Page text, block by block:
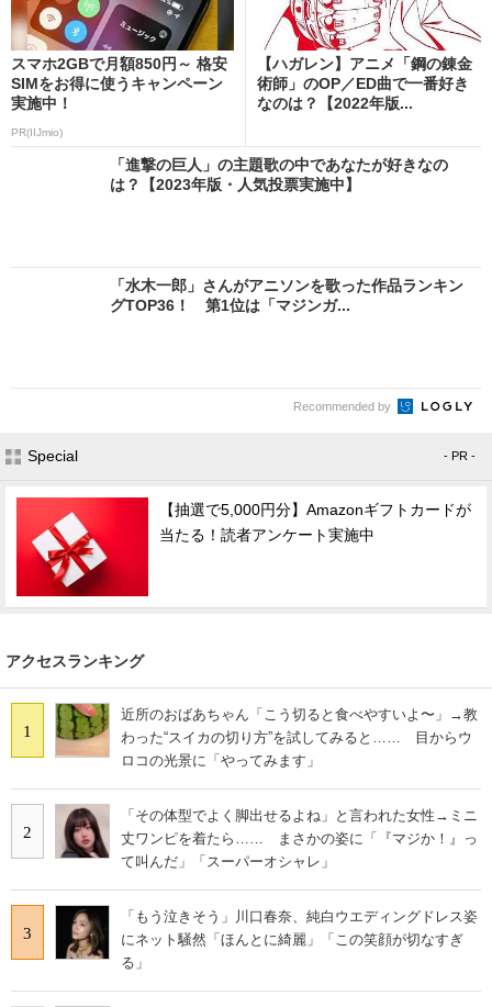
スマホ2GBで月額850円～ 格安
SIMをお得に使うキャンペーン
実施中！
PR(IIJmio)
【ハガレン】アニメ「鋼の錬金
術師」のOP／ED曲で一番好き
なのは？【2022年版...
「進撃の巨人」の主題歌の中であなたが好きなの
は？【2023年版・人気投票実施中】
「水木一郎」さんがアニソンを歌った作品ランキン
グTOP36！ 第1位は「マジンガ...
Recommended by
Special - PR -
【抽選で5,000円分】Amazonギフトカードが
当たる！読者アンケート実施中
アクセスランキング
1
近所のおばあちゃん「こう切ると食べやすいよ〜」→教
わった“スイカの切り方”を試してみると…… 目からウ
ロコの光景に「やってみます」
2
「その体型でよく脚出せるよね」と言われた女性→ミニ
丈ワンピを着たら…… まさかの姿に「『マジか！』っ
て叫んだ」「スーパーオシャレ」
3
「もう泣きそう」川口春奈、純白ウエディングドレス姿
にネット騒然「ほんとに綺麗」「この笑顔が切なすぎ
る」